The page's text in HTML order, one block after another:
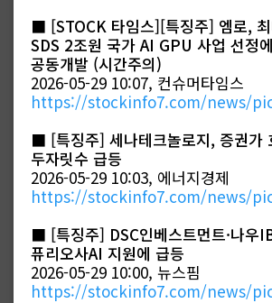
■ [STOCK 타임스][특징주] 엠로,
SDS 2조원 국가 AI GPU 사업 선
공동개발 (시간주의)
2026-05-29 10:07, 컨슈머타임스
https://stockinfo7.com/news/
■ [특징주] 세나테크놀로지, 증권
두자릿수 급등
2026-05-29 10:03, 에너지경제
https://stockinfo7.com/news/
■ [특징주] DSC인베스트먼트·나우
퓨리오사AI 지원에 급등
2026-05-29 10:00, 뉴스핌
https://stockinfo7.com/news/